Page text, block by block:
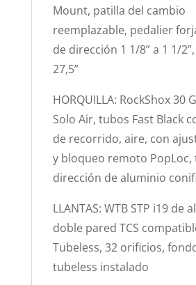
Mount, patilla del cambio
reemplazable, pedalier
de dirección 1 1/8” a 1 1/
27,5”
HORQUILLA: RockShox 30
Solo Air, tubos Fast Black
de recorrido, aire, con
y bloqueo remoto PopLoc,
dirección de aluminio
LLANTAS: WTB STP i19 de
doble pared TCS
Tubeless, 32 orificios,
tubeless instalado